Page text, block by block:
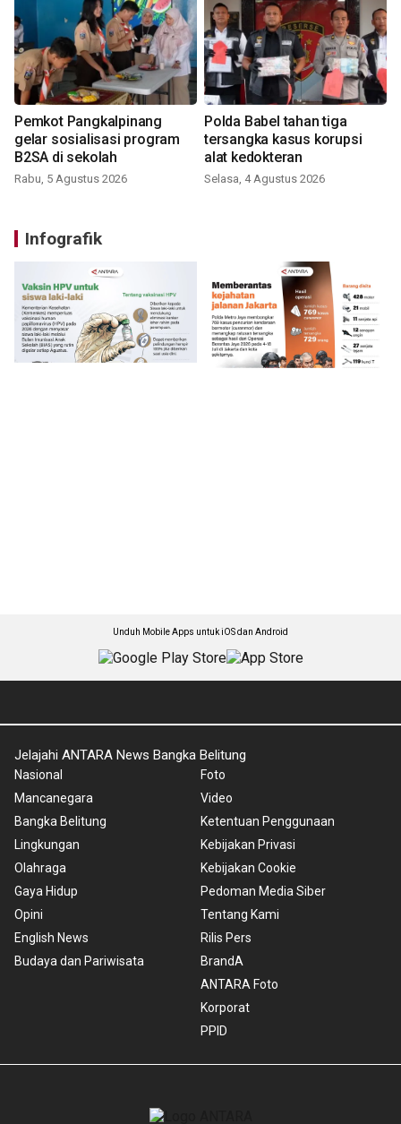
Pemkot Pangkalpinang
gelar sosialisasi program
B2SA di sekolah
Rabu, 5 Agustus 2026
Polda Babel tahan tiga
tersangka kasus korupsi
alat kedokteran
Selasa, 4 Agustus 2026
Infografik
Unduh Mobile Apps untuk iOS dan Android
Jelajahi ANTARA News Bangka Belitung
Nasional
Mancanegara
Bangka Belitung
Lingkungan
Olahraga
Gaya Hidup
Opini
English News
Budaya dan Pariwisata
Foto
Video
Ketentuan Penggunaan
Kebijakan Privasi
Kebijakan Cookie
Pedoman Media Siber
Tentang Kami
Rilis Pers
BrandA
ANTARA Foto
Korporat
PPID